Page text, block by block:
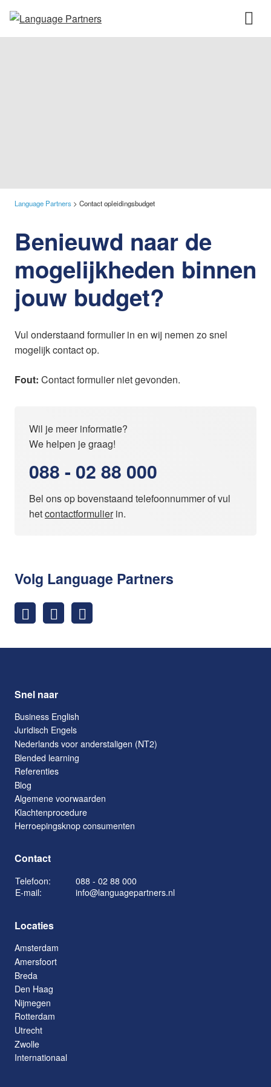
Language Partners > Contact opleidingsbudget
Benieuwd naar de
mogelijkheden binnen
jouw budget?
Vul onderstaand formulier in en wij nemen zo snel
mogelijk contact op.
Fout: Contact formulier niet gevonden.
Wil je meer informatie?
We helpen je graag!
088 - 02 88 000
Bel ons op bovenstaand telefoonnummer of vul
hetcontactformulierin.
Volg Language Partners
Snel naar
Business English
Juridisch Engels
Nederlands voor anderstaligen (NT2)
Blended learning
Referenties
Blog
Algemene voorwaarden
Klachtenprocedure
Herroepingsknop consumenten
Contact
Telefoon:
088 - 02 88 000
E-mail:
info@languagepartners.nl
Locaties
Amsterdam
Amersfoort
Breda
Den Haag
Nijmegen
Rotterdam
Utrecht
Zwolle
Internationaal